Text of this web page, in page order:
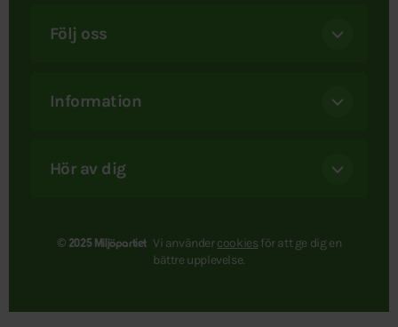
Följ oss
Information
Hör av dig
© 2025 Miljöpartiet Vi användercookies för att ge dig en
bättre upplevelse.